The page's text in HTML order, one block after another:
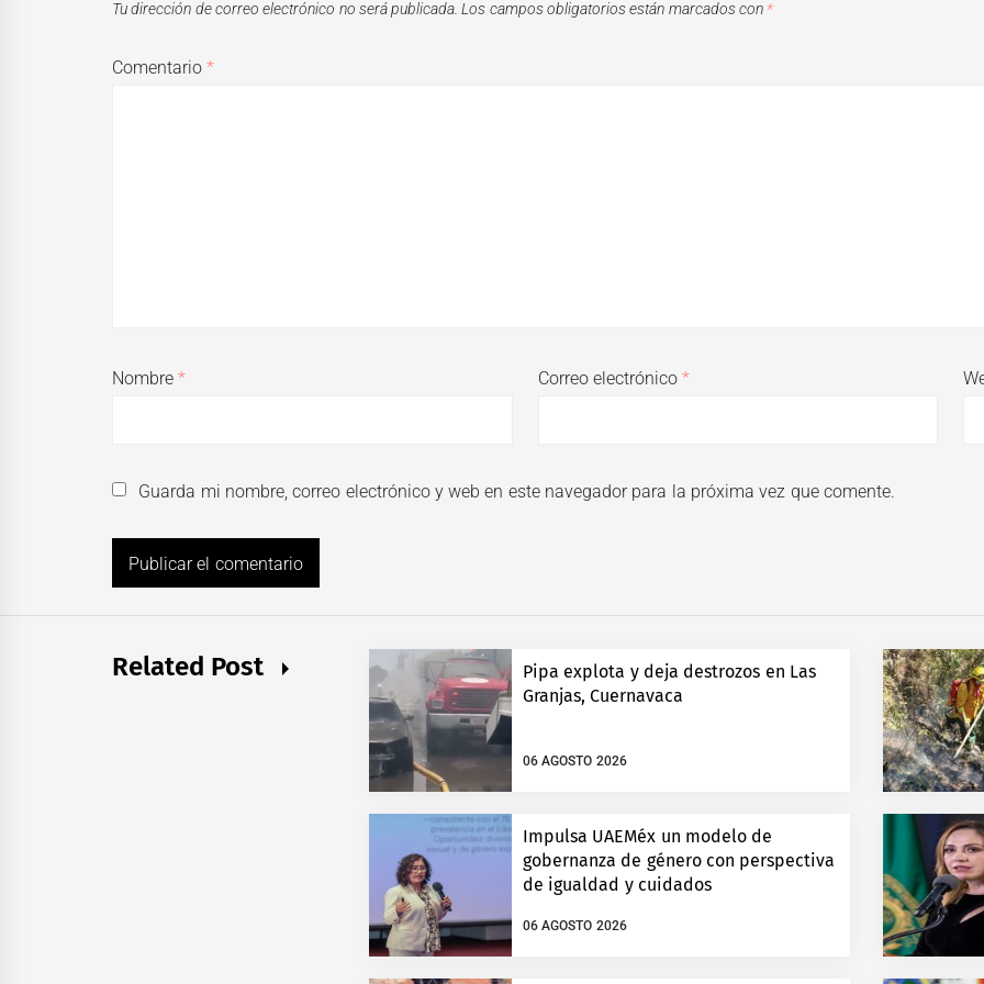
Tu dirección de correo electrónico no será publicada. Los campos obligatorios están marcados con *
Comentario*
Nombre* Correo electrónico*
Guarda mi nombre, correo electrónico y web en este navegador para la próxima vez que comente.
Related Post
Pipa explota y deja destrozos en Las
Granjas, Cuernavaca
06 AGOSTO 2026
Impulsa UAEMéx un modelo de
gobernanza de género con perspectiva
de igualdad y cuidados
06 AGOSTO 2026